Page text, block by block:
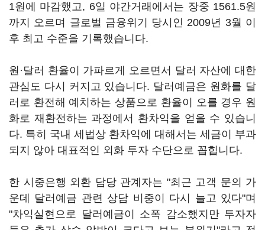
1원에 마감했고, 6일 야간거래에서는 장중 1561.5원
까지 오르며 글로벌 금융위기 당시인 2009년 3월 이
후 최고 수준을 기록했습니다.
원·달러 환율이 가파르게 오르면서 달러 자산에 대한
관심도 다시 커지고 있습니다. 달러예금은 원화를 달
러로 환전해 예치하는 상품으로 환율이 오를 경우 원
화로 재환전하는 과정에서 환차익을 얻을 수 있습니
다. 특히 국내 세법상 환차익에 대해서는 세금이 부과
되지 않아 대표적인 외화 투자 수단으로 꼽힙니다.
한 시중은행 외환 담당 관계자는 "최근 고객 문의 가
운데 달러예금 관련 상담 비중이 다시 늘고 있다"며
"차익실현으로 달러예금이 소폭 감소했지만 투자자